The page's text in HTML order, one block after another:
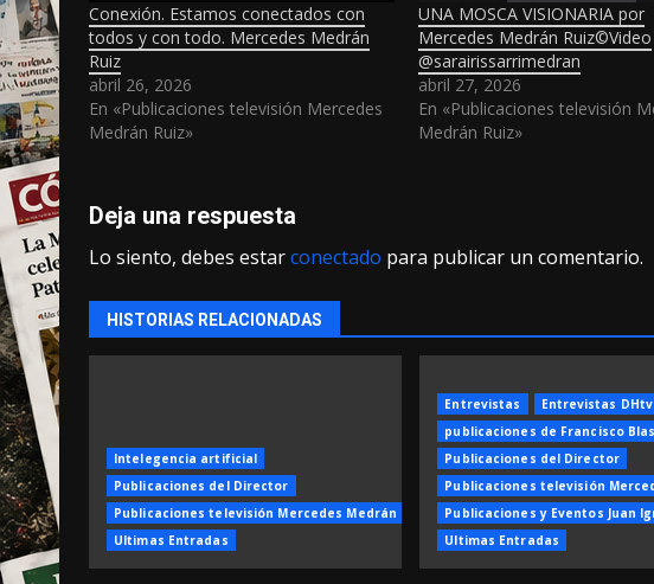
Conexión. Estamos conectados con
todos y con todo. Mercedes Medrán
Ruiz
abril 26, 2026
En «Publicaciones televisión Mercedes
Medrán Ruiz»
UNA MOSCA VISIONARIA por
Mercedes Medrán Ruiz©Video
@sarairissarrimedran
abril 27, 2026
En «Publicaciones televisión
Medrán Ruiz»
Deja una respuesta
Lo siento, debes estarconectado para publicar un comentario.
HISTORIAS RELACIONADAS
Intelegencia artificial
Publicaciones del Director
Publicaciones televisión Mercedes Medrán Ruiz
Ultimas Entradas
Entrevistas Entrevistas DHtv
publicaciones de Francisco
Publicaciones del Director
Publicaciones televisión
Publicaciones y Eventos Juan
Ultimas Entradas